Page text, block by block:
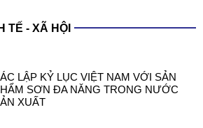
TẾ - XÃ HỘI
LẬP KỶ LỤC VIỆT NAM VỚI SẢN
SƠN ĐA NĂNG TRONG NƯỚC
XUẤT